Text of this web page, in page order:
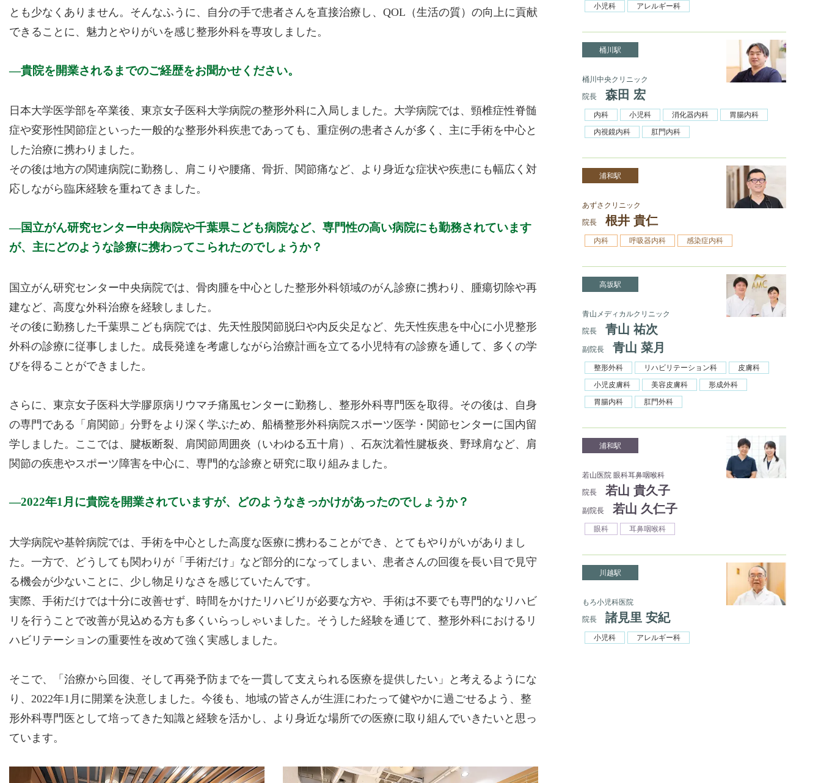
とも少なくありません。そんなふうに、自分の手で患者さんを直接治療し、QOL（生活の質）の向上に貢献
できることに、魅力とやりがいを感じ整形外科を専攻しました。
貴院を開業されるまでのご経歴をお聞かせください。
日本大学医学部を卒業後、東京女子医科大学病院の整形外科に入局しました。大学病院では、頸椎症性脊髄
症や変形性関節症といった一般的な整形外科疾患であっても、重症例の患者さんが多く、主に手術を中心と
した治療に携わりました。
その後は地方の関連病院に勤務し、肩こりや腰痛、骨折、関節痛など、より身近な症状や疾患にも幅広く対
応しながら臨床経験を重ねてきました。
国立がん研究センター中央病院や千葉県こども病院など、専門性の高い病院にも勤務されています
が、主にどのような診療に携わってこられたのでしょうか？
国立がん研究センター中央病院では、骨肉腫を中心とした整形外科領域のがん診療に携わり、腫瘍切除や再
建など、高度な外科治療を経験しました。
その後に勤務した千葉県こども病院では、先天性股関節脱臼や内反尖足など、先天性疾患を中心に小児整形
外科の診療に従事しました。成長発達を考慮しながら治療計画を立てる小児特有の診療を通して、多くの学
びを得ることができました。
さらに、東京女子医科大学膠原病リウマチ痛風センターに勤務し、整形外科専門医を取得。その後は、自身
の専門である「肩関節」分野をより深く学ぶため、船橋整形外科病院スポーツ医学・関節センターに国内留
学しました。ここでは、腱板断裂、肩関節周囲炎（いわゆる五十肩）、石灰沈着性腱板炎、野球肩など、肩
関節の疾患やスポーツ障害を中心に、専門的な診療と研究に取り組みました。
2022年1月に貴院を開業されていますが、どのようなきっかけがあったのでしょうか？
大学病院や基幹病院では、手術を中心とした高度な医療に携わることができ、とてもやりがいがありまし
た。一方で、どうしても関わりが「手術だけ」など部分的になってしまい、患者さんの回復を長い目で見守
る機会が少ないことに、少し物足りなさを感じていたんです。
実際、手術だけでは十分に改善せず、時間をかけたリハビリが必要な方や、手術は不要でも専門的なリハビ
リを行うことで改善が見込める方も多くいらっしゃいました。そうした経験を通じて、整形外科におけるリ
ハビリテーションの重要性を改めて強く実感しました。
そこで、「治療から回復、そして再発予防までを一貫して支えられる医療を提供したい」と考えるようにな
り、2022年1月に開業を決意しました。今後も、地域の皆さんが生涯にわたって健やかに過ごせるよう、整
形外科専門医として培ってきた知識と経験を活かし、より身近な場所での医療に取り組んでいきたいと思っ
ています。
小児科 アレルギー科
桶川駅
桶川中央クリニック
院長
森田 宏
内科 小児科 消化器内科
胃腸内科
内視鏡内科
肛門内科
浦和駅
あずさクリニック
院長
根井 貴仁
内科 呼吸器内科 感染症内科
高坂駅
青山メディカルクリニック
院長
青山 祐次
副院長 青山 菜月
整形外科 リハビリテーション科
皮膚科
小児皮膚科
美容皮膚科
形成外科
胃腸内科
肛門外科
浦和駅
若山医院 眼科耳鼻咽喉科
院長
若山 貴久子
副院長 若山 久仁子
眼科 耳鼻咽喉科
川越駅
もろ小児科医院
院長
諸見里 安紀
小児科 アレルギー科